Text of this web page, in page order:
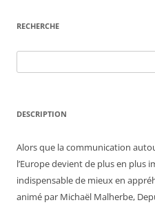
RECHERCHE
DESCRIPTION
Alors que la communication
l’Europe devient de plus en plus
indispensable de mieux en
animé par Michaël Malherbe,